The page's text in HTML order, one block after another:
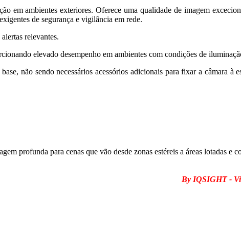
em ambientes exteriores. Oferece uma qualidade de imagem
de segurança e vigilância em rede.
relevantes.
elevado desempenho em ambientes com condições de
não sendo necessários acessórios adicionais para fixar a câmara à
profunda para cenas que vão desde zonas estéreis a áreas lotadas e
By IQSIGHT -